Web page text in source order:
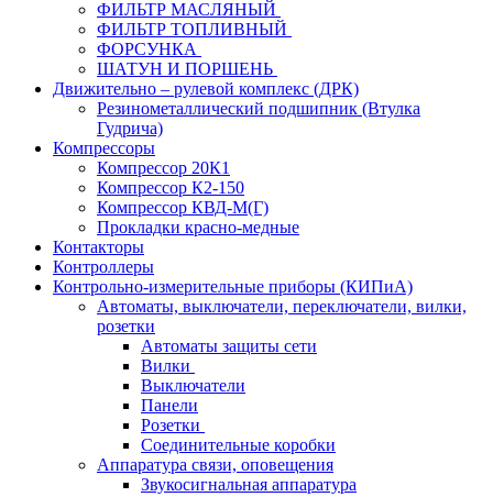
ФИЛЬТР МАСЛЯНЫЙ
ФИЛЬТР ТОПЛИВНЫЙ
ФОРСУНКА
ШАТУН И ПОРШЕНЬ
Движительно – рулевой комплекс (ДРК)
Резинометаллический подшипник (Втулка
Гудрича)
Компрессоры
Компрессор 20К1
Компрессор К2-150
Компрессор КВД-М(Г)
Прокладки красно-медные
Контакторы
Контроллеры
Контрольно-измерительные приборы (КИПиА)
Автоматы, выключатели, переключатели, вилки,
розетки
Автоматы защиты сети
Вилки
Выключатели
Панели
Розетки
Соединительные коробки
Аппаратура связи, оповещения
Звукосигнальная аппаратура